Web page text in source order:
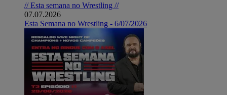
// Esta semana no Wrestling //
07.07.2026
Esta Semana no Wrestling - 6/07/2026